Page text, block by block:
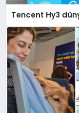
Tencent Hy3